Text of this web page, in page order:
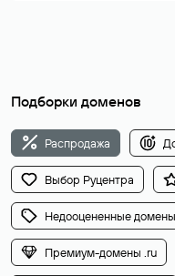
Подборки доменов
Распродажа
Выбор Руцентра
Недооцененные домены
Премиум-домены .ru